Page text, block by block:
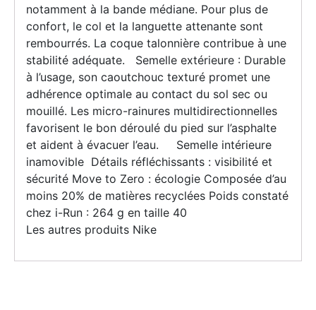
notamment à la bande médiane. Pour plus de
confort, le col et la languette attenante sont
rembourrés. La coque talonnière contribue à une
stabilité adéquate. Semelle extérieure : Durable
à l’usage, son caoutchouc texturé promet une
adhérence optimale au contact du sol sec ou
mouillé. Les micro-rainures multidirectionnelles
favorisent le bon déroulé du pied sur l’asphalte
et aident à évacuer l’eau. Semelle intérieure
inamovible Détails réfléchissants : visibilité et
sécurité Move to Zero : écologie Composée d’au
moins 20% de matières recyclées Poids constaté
chez i-Run : 264 g en taille 40
Les autres produits Nike